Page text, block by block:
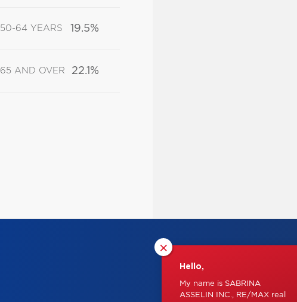
50-64 YEARS 19.5%
65 AND OVER 22.1%
×
Hello,
My name is SABRINA
ASSELIN INC., RE/MAX real